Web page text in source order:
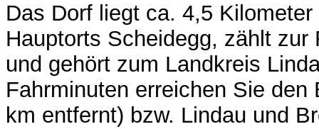
Das Dorf liegt ca. 4,5
Hauptorts Scheidegg, zählt zur
und gehört zum Landkreis
Fahrminuten erreichen Sie den
km entfernt) bzw. Lindau und